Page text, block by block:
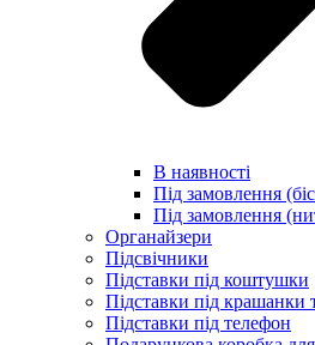
В наявності
Під замовлення
Під замовлення
Органайзери
Підсвічники
Підставки під коштушки
Підставки під крашанки
Підставки під телефон